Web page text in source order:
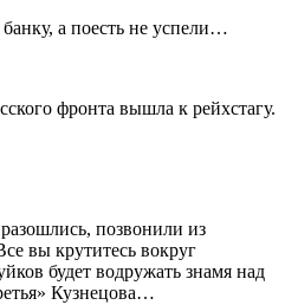
а поесть не успели…
фронта вышла к рейхстагу.
позвонили из
вы крутитесь вокруг
будет водружать знамя над
Кузнецова…